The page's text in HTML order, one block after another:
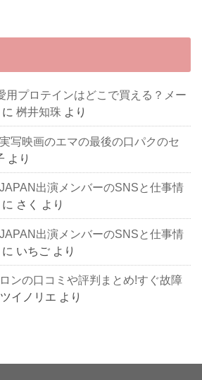
用プロテインはどこで買える？メー
に桝井知珠 より
写映画のエマの最後の口パクのセ
より
出演メンバーのSNSと仕事情
に さく より
出演メンバーのSNSと仕事情
に いちご より
ンの口コミや評判まとめ!すぐ故障
イノリエ より